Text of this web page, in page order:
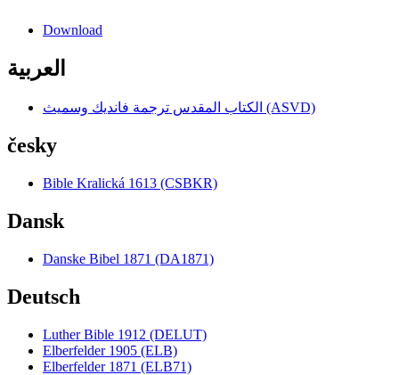
Download
العربية
الكتاب المقدس ترجمة فانديك وسميث (ASVD)
česky
Bible Kralická 1613 (CSBKR)
Dansk
Danske Bibel 1871 (DA1871)
Deutsch
Luther Bible 1912 (DELUT)
Elberfelder 1905 (ELB)
Elberfelder 1871 (ELB71)